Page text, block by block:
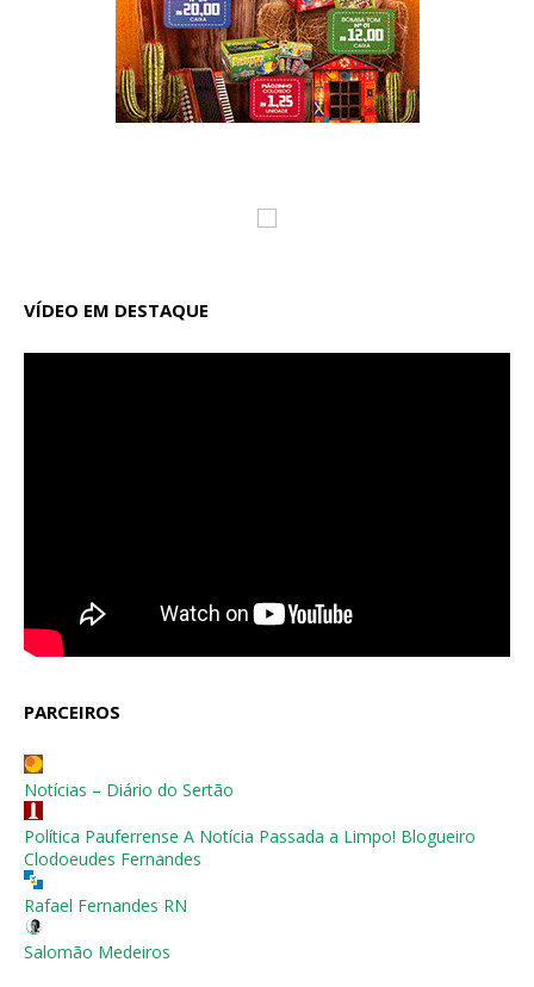
VÍDEO EM DESTAQUE
PARCEIROS
Notícias – Diário do Sertão
Política Pauferrense A Notícia Passada a Limpo! Blogueiro
Clodoeudes Fernandes
Rafael Fernandes RN
Salomão Medeiros